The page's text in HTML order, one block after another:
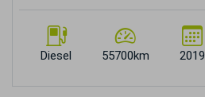
Diesel 55700km 2019